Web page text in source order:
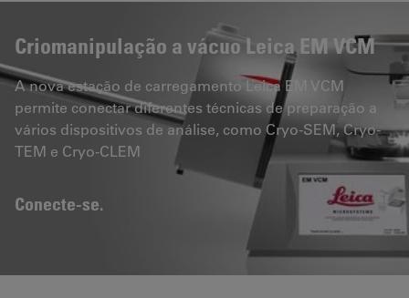
Criomanipulação a vácuo Leica EM VCM
A nova estação de carregamento Leica EM VCM
permite conectar diferentes técnicas de preparação a
vários dispositivos de análise, como Cryo-SEM, Cryo-
TEM e Cryo-CLEM
Conecte-se.